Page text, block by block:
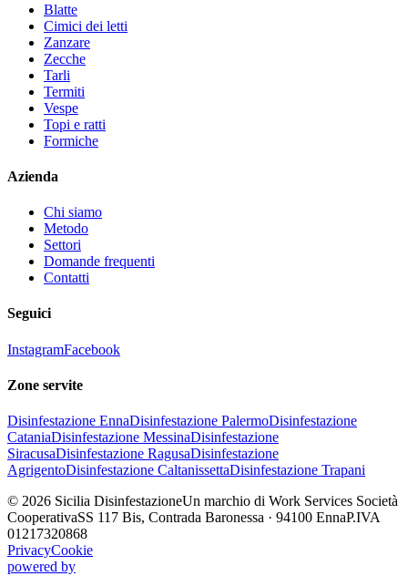
Blatte
Cimici dei letti
Zanzare
Zecche
Tarli
Termiti
Vespe
Topi e ratti
Formiche
Azienda
Chi siamo
Metodo
Settori
Domande frequenti
Contatti
Seguici
InstagramFacebook
Zone servite
Disinfestazione EnnaDisinfestazione PalermoDisinfestazione
CataniaDisinfestazione MessinaDisinfestazione
SiracusaDisinfestazione RagusaDisinfestazione
AgrigentoDisinfestazione CaltanissettaDisinfestazione Trapani
© 2026 Sicilia DisinfestazioneUn marchio di Work Services Società
CooperativaSS 117 Bis, Contrada Baronessa · 94100 EnnaP.IVA
01217320868
PrivacyCookie
powered by